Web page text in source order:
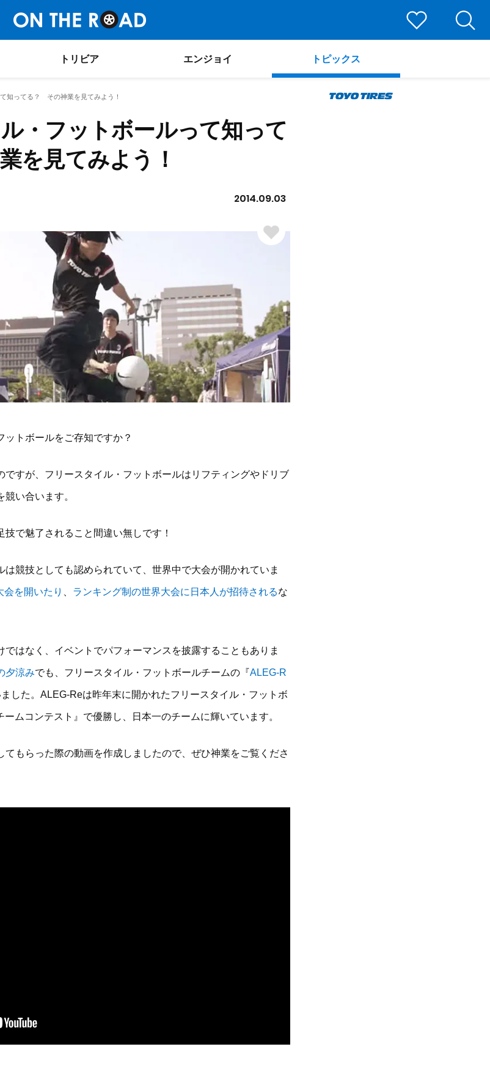
トリビア エンジョイ トピックス
知ってる？ その神業を見てみよう！
・フットボールって知って
を見てみよう！
2014.09.03
トボールをご存知ですか？
ですが、フリースタイル・フットボールはリフティングやドリブ
い合います。
で魅了されること間違い無しです！
は競技としても認められていて、世界中で大会が開かれていま
会を開いたり ランキング制の世界大会に日本人が招待されるな
ではなく、イベントでパフォーマンスを披露することもありま
夕涼みでも、フリースタイル・フットボールチームの『ALEG-R
した。ALEG-Reは昨年末に開かれたフリースタイル・フットボ
ムコンテスト』で優勝し、日本一のチームに輝いています。
てもらった際の動画を作成しましたので、ぜひ神業をご覧くださ